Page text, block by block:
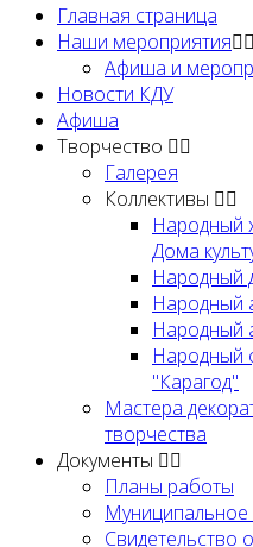
Главная страница
Наши мероприятия
Афиша и
Новости КДУ
Афиша
Творчество
Галерея
Коллективы
Народный
Дома
Народный
Народный
Народный
Народный
"Карагод"
Мастера
творчества
Документы
Планы работы
Муниципальное